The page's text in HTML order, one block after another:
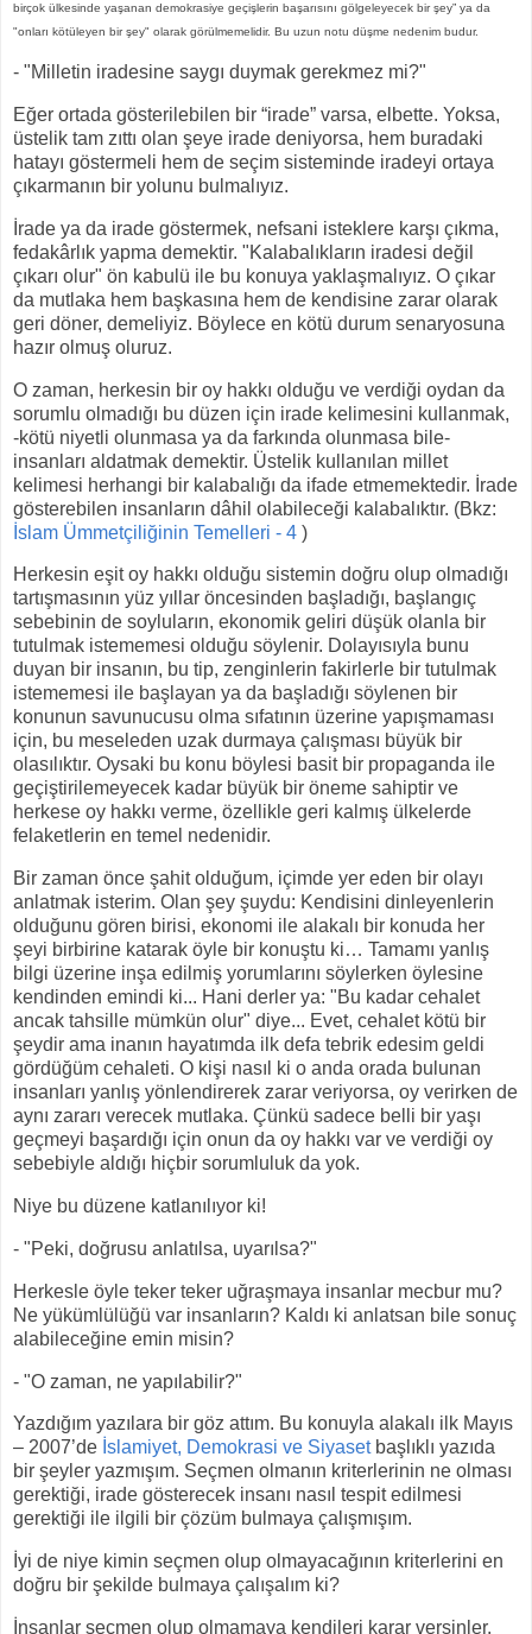
birçok ülkesinde yaşanan demokrasiye geçişlerin başarısını gölgeleyecek bir şey” ya da
"onları kötüleyen bir şey" olarak görülmemelidir. Bu uzun notu düşme nedenim budur.
- "Milletin iradesine saygı duymak gerekmez mi?"
Eğer ortada gösterilebilen bir “irade” varsa, elbette. Yoksa,
üstelik tam zıttı olan şeye irade deniyorsa, hem buradaki
hatayı göstermeli hem de seçim sisteminde iradeyi ortaya
çıkarmanın bir yolunu bulmalıyız.
İrade ya da irade göstermek, nefsani isteklere karşı çıkma,
fedakârlık yapma demektir. "Kalabalıkların iradesi değil
çıkarı olur" ön kabulü ile bu konuya yaklaşmalıyız. O çıkar
da mutlaka hem başkasına hem de kendisine zarar olarak
geri döner, demeliyiz. Böylece en kötü durum senaryosuna
hazır olmuş oluruz.
O zaman, herkesin bir oy hakkı olduğu ve verdiği oydan da
sorumlu olmadığı bu düzen için irade kelimesini kullanmak,
-kötü niyetli olunmasa ya da farkında olunmasa bile-
insanları aldatmak demektir. Üstelik kullanılan millet
kelimesi herhangi bir kalabalığı da ifade etmemektedir. İrade
gösterebilen insanların dâhil olabileceği kalabalıktır. (Bkz:
İslam Ümmetçiliğinin Temelleri - 4 )
Herkesin eşit oy hakkı olduğu sistemin doğru olup olmadığı
tartışmasının yüz yıllar öncesinden başladığı, başlangıç
sebebinin de soyluların, ekonomik geliri düşük olanla bir
tutulmak istememesi olduğu söylenir. Dolayısıyla bunu
duyan bir insanın, bu tip, zenginlerin fakirlerle bir tutulmak
istememesi ile başlayan ya da başladığı söylenen bir
konunun savunucusu olma sıfatının üzerine yapışmaması
için, bu meseleden uzak durmaya çalışması büyük bir
olasılıktır. Oysaki bu konu böylesi basit bir propaganda ile
geçiştirilemeyecek kadar büyük bir öneme sahiptir ve
herkese oy hakkı verme, özellikle geri kalmış ülkelerde
felaketlerin en temel nedenidir.
Bir zaman önce şahit olduğum, içimde yer eden bir olayı
anlatmak isterim. Olan şey şuydu: Kendisini dinleyenlerin
olduğunu gören birisi, ekonomi ile alakalı bir konuda her
şeyi birbirine katarak öyle bir konuştu ki… Tamamı yanlış
bilgi üzerine inşa edilmiş yorumlarını söylerken öylesine
kendinden emindi ki... Hani derler ya: "Bu kadar cehalet
ancak tahsille mümkün olur" diye... Evet, cehalet kötü bir
şeydir ama inanın hayatımda ilk defa tebrik edesim geldi
gördüğüm cehaleti. O kişi nasıl ki o anda orada bulunan
insanları yanlış yönlendirerek zarar veriyorsa, oy verirken de
aynı zararı verecek mutlaka. Çünkü sadece belli bir yaşı
geçmeyi başardığı için onun da oy hakkı var ve verdiği oy
sebebiyle aldığı hiçbir sorumluluk da yok.
Niye bu düzene katlanılıyor ki!
- "Peki, doğrusu anlatılsa, uyarılsa?"
Herkesle öyle teker teker uğraşmaya insanlar mecbur mu?
Ne yükümlülüğü var insanların? Kaldı ki anlatsan bile sonuç
alabileceğine emin misin?
- "O zaman, ne yapılabilir?"
Yazdığım yazılara bir göz attım. Bu konuyla alakalı ilk Mayıs
– 2007’de İslamiyet, Demokrasi ve Siyasetbaşlıklı yazıda
bir şeyler yazmışım. Seçmen olmanın kriterlerinin ne olması
gerektiği, irade gösterecek insanı nasıl tespit edilmesi
gerektiği ile ilgili bir çözüm bulmaya çalışmışım.
İyi de niye kimin seçmen olup olmayacağının kriterlerini en
doğru bir şekilde bulmaya çalışalım ki?
İnsanlar seçmen olup olmamaya kendileri karar versinler.